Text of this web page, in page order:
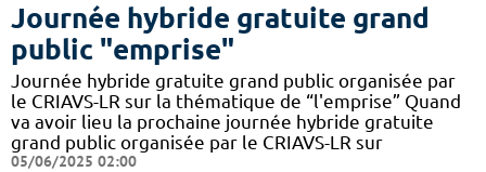
Journée hybride gratuite grand
public "emprise"
Journée hybride gratuite grand public organisée par
le CRIAVS-LR sur la thématique de “l'emprise” Quand
va avoir lieu la prochaine journée hybride gratuite
grand public organisée par le CRIAVS-LR sur
05/06/2025 02:00